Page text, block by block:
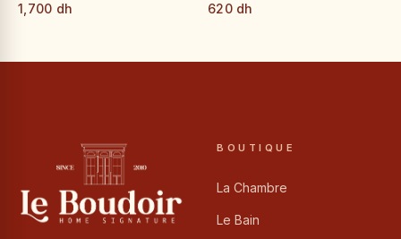
1,700 dh 620 dh
BOUTIQUE
La Chambre
Le Bain